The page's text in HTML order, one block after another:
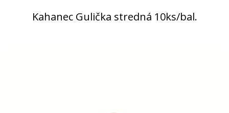
Kahanec Gulička stredná 10ks/bal.